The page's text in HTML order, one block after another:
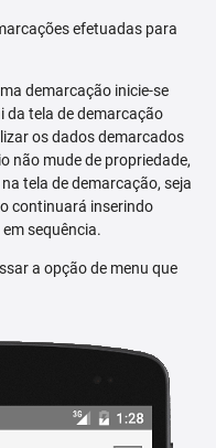
efetuadas para
demarcação inicie-se
da tela de demarcação
os dados demarcados
não mude de propriedade,
tela de demarcação, seja
continuará inserindo
sequência.
a opção de menu que